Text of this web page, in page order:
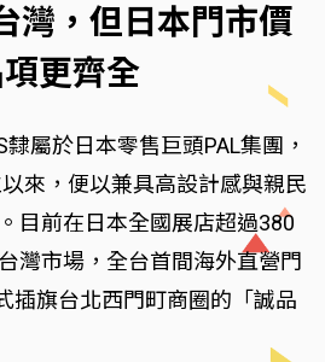
灣，但日本門市價
更齊全
屬於日本零售巨頭PAL集團，
來，便以兼具高設計感與親民
目前在日本全國展店超過380
灣市場，全台首間海外直營門
插旗台北西門町商圈的「誠品